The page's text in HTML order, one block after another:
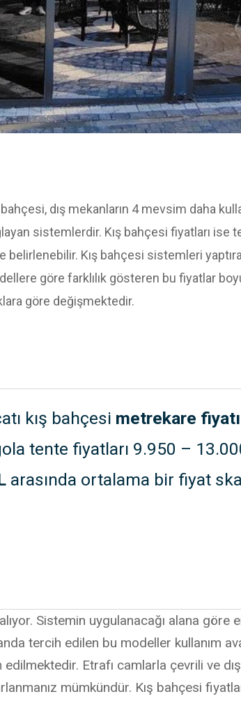
bahçesi, dış mekanların 4 mevsim daha
sistemlerdir. Kış bahçesi fiyatları
belirlenebilir. Kış bahçesi sistemleri
göre farklılık gösteren bu fiyatlar
göre değişmektedir.
kış bahçesi metrekare fiyatı
tente fiyatları 9.950 –
arasında ortalama bir fiyat
Sistemin uygulanacağı alana göre
tercih edilen bu modeller kullanım
Etrafı camlarla çevrili ve
mümkündür. Kış bahçesi